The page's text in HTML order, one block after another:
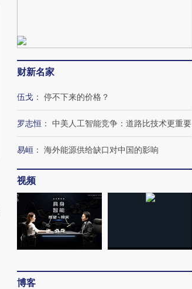
财新名家
伍戈 ： 停不下来的价格？
罗志恒 ： 中美人工智能竞争：道路比技术更重要
易峘 ： 海外能源供给缺口对中国的影响
视频
博客